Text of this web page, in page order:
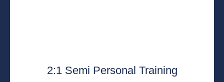
2:1 Semi Personal Training